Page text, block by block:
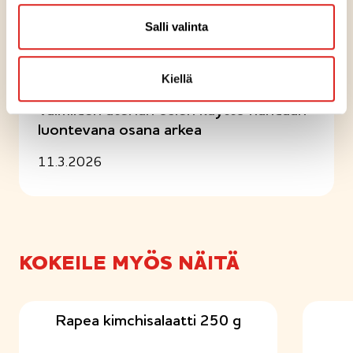
Salli valinta
Kiellä
Valmiiden aterian osien käyttö nähdään
luontevana osana arkea
11.3.2026
KOKEILE MYÖS NÄITÄ
Rapea kimchisalaatti 250 g